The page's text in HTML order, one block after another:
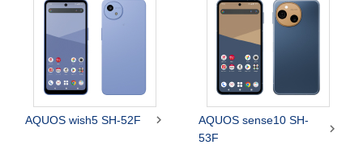
AQUOS wish5 SH-52F 
AQUOS sense10 SH-
53F
